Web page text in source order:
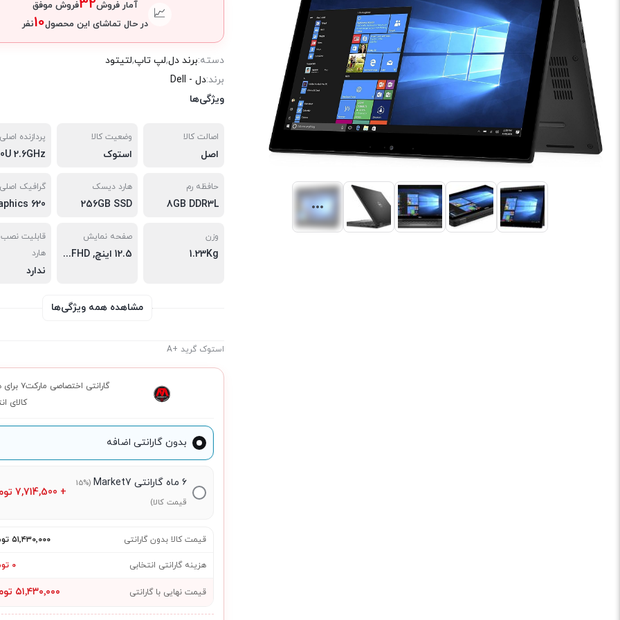
📈 آمار فروش32فروش موفق
در حال تماشای این محصول10نفر
دسته:برند دل,لپ تاپ,لتیتود
برند:دل - Dell
ویژگی‌ها
اصالت کالا
اصل
وضعیت کالا
استوک
پردازنده اصلی
حافظه رم
8GB DDR3L
هارد دیسک
256GB SSD
گرافیک اصلی
وزن
1.23Kg
صفحه نمایش
12.5 اینچ, FHD, صفحه لمسی
قابلیت نصب
هارد
ندارد
مشاهده همه ویژگی‌ها
استوک گرید +A
گارانتی
کالای
بدون گارانتی اضافه
۶ ماه گارانتی Market7
(15%
قیمت کالا)
+
7,714,500
قیمت کالا بدون گارانتی ۵۱٬۴۳۰٬۰۰۰ تومان
هزینه گارانتی انتخابی ۰ تومان
قیمت نهایی با گارانتی ۵۱٬۴۳۰٬۰۰۰ تومان